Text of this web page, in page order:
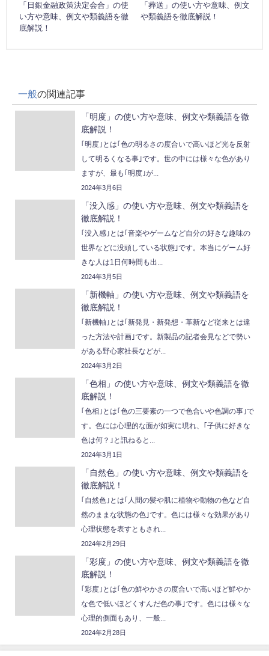
「日銀金融政策決定会合」の使
い方や意味、例文や類義語を徹
底解説！
「葬送」の使い方や意味、例文
や類義語を徹底解説！
一般の関連記事
「明度」の使い方や意味、例文や類義語を徹
底解説！
｢明度｣とは｢色の明るさの度合いで高いほど光を反射
して明るくなる事｣です。世の中には様々な色があり
ますが、最も｢明度｣が...
2024年3月6日
「没入感」の使い方や意味、例文や類義語を
徹底解説！
｢没入感｣とは｢音楽やゲームなど自分の好きな趣味の
世界などに没頭している状態｣です。本当にゲーム好
きな人は1日何時間も出...
2024年3月5日
「新機軸」の使い方や意味、例文や類義語を
徹底解説！
｢新機軸｣とは｢新発見・新発想・革新など従来とは違
った方法や計画｣です。新製品の記者会見などで勢い
がある野心家社長などが...
2024年3月2日
「色相」の使い方や意味、例文や類義語を徹
底解説！
｢色相｣とは｢色の三要素の一つで色合いや色調の事｣で
す。色には心理的な面が如実に現れ、｢子供に好きな
色は何？｣と訊ねると...
2024年3月1日
「自然色」の使い方や意味、例文や類義語を
徹底解説！
｢自然色｣とは｢人間の髪や肌に植物や動物の色など自
然のままな状態の色｣です。色には様々な効果があり
心理状態を表すともされ...
2024年2月29日
「彩度」の使い方や意味、例文や類義語を徹
底解説！
｢彩度｣とは｢色の鮮やかさの度合いで高いほど鮮やか
な色で低いほどくすんだ色の事｣です。色には様々な
心理的側面もあり、一般...
2024年2月28日